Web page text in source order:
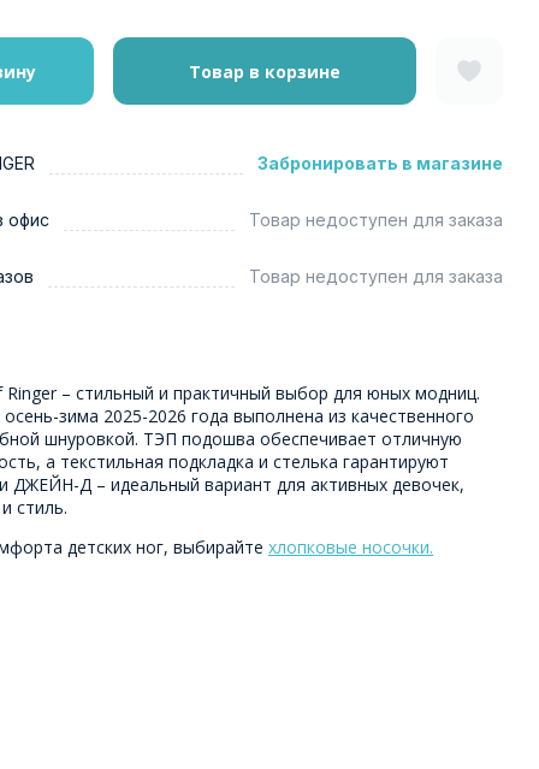
Товар в корзине
Забронировать в магазине
офис Товар недоступен для заказа
Товар недоступен для заказа
– стильный и практичный выбор для юных модниц.
зима 2025-2026 года выполнена из качественного
шнуровкой. ТЭП подошва обеспечивает отличную
а текстильная подкладка и стелька гарантируют
ДЖЕЙН-Д – идеальный вариант для активных девочек,
стиль.
детских ног, выбирайте хлопковые носочки.